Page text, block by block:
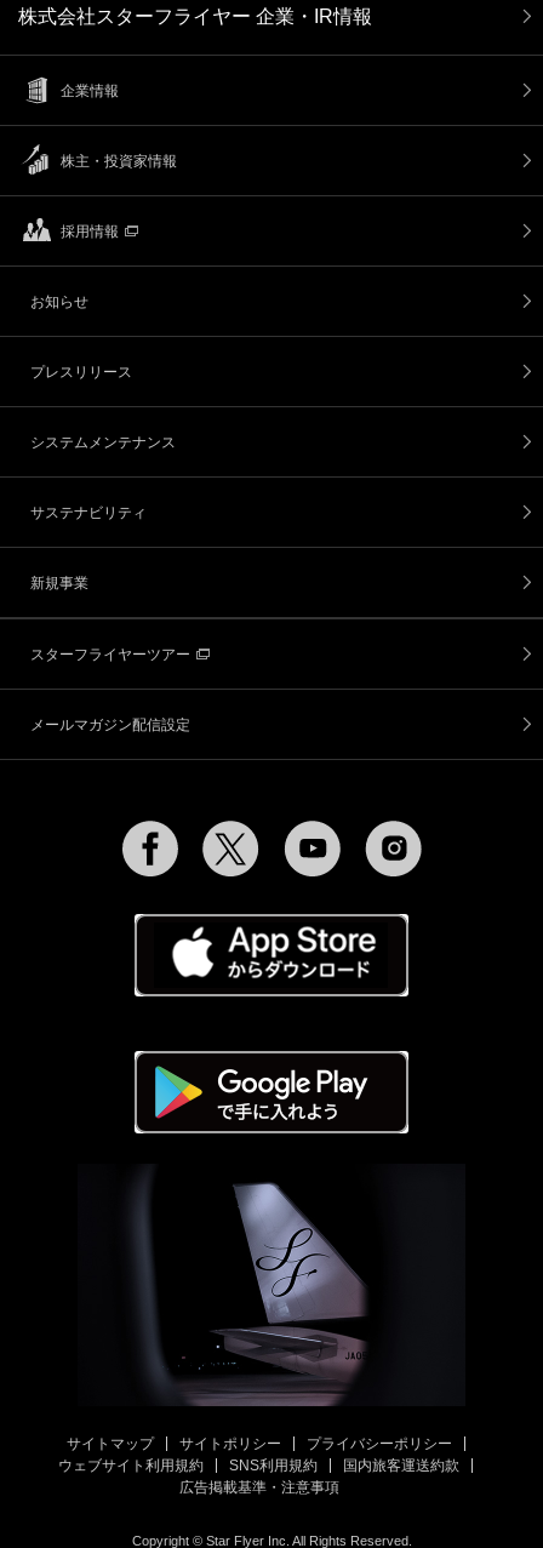
株式会社スターフライヤー 企業・IR情報
企業情報
株主・投資家情報
採用情報
お知らせ
プレスリリース
システムメンテナンス
サステナビリティ
新規事業
スターフライヤーツアー
メールマガジン配信設定
Facebook Twitter YouTube Instagram
サイトマップ サイトポリシー
プライバシーポリシー
ウェブサイト利用規約
SNS利用規約
国内旅客運送約款
広告掲載基準・注意事項
Copyright © Star Flyer Inc. All Rights Reserved.